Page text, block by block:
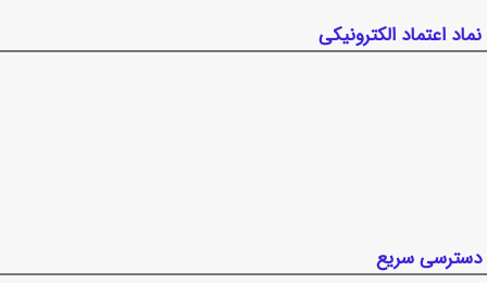
نماد اعتماد الکترونیکی
دسترسی سریع